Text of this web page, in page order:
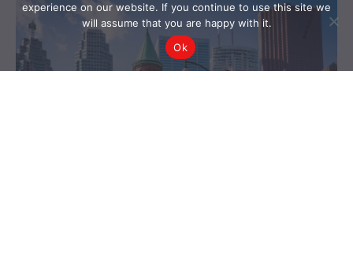
experience on our website. If you continue to use this site we
will assume that you are happy with it.
Ok